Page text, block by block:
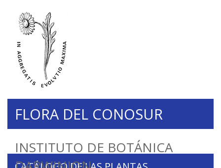
INSTITUTO DE BOTÁNICA
FLORA DEL CONOSUR